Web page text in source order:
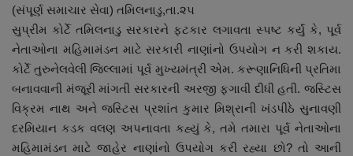
જુનાગઢ
Support US
બજારના સમાચાર
નાણાંકીય સમાચાર
(સંપૂર્ણ સમાચાર સેવા) તમિલનાડુ,તા.૨૫
સુપ્રીમ કોર્ટે તમિલનાડુ સરકારને ફટકાર લગાવતા સ્પષ્ટ કર્યું કે, પૂર્વ
નેતાઓના મહિમામંડન માટે સરકારી નાણાંનો ઉપયોગ ન કરી શકાય.
કોર્ટે તુરુનેલવેલી જિલ્લામાં પૂર્વ મુખ્યમંત્રી એમ. કરૂણાનિધિની પ્રતિમા
બનાવવાની મંજૂરી માંગતી સરકારની અરજી ફગાવી દીધી હતી. જસ્ટિસ
વિક્રમ નાથ અને જસ્ટિસ પ્રશાંત કુમાર મિશ્રાની ખંડપીઠે સુનાવણી
દરમિયાન કડક વલણ અપનાવતા કહ્યું કે, તમે તમારા પૂર્વ નેતાઓના
મહિમામંડન માટે જાહેર નાણાંનો ઉપયોગ કરી રહ્યા છો? તો આની